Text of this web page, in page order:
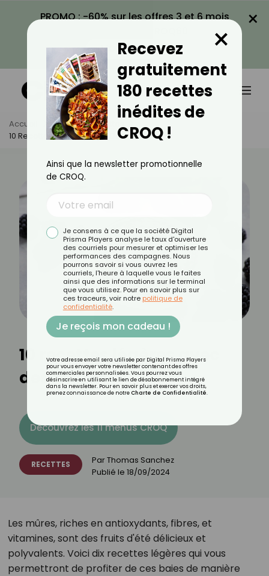
PROMO : -60% sur les offres 3 et 6 mois
VOIR LA PROMO
×
Accueil Actus
Recettes
10 Recettes Légères Avec Des Mûres
10 recettes légères avec
des mûres
Découvrez les 11 menus CROQ
RECETTES ParThomas Sanchez
Publié le 18/09/2024
Les mûres, riches en antioxydants, fibres, et
vitamines, sont des fruits d'été délicieux et
polyvalents. Voici dix recettes légères qui vous
permettront de profiter de ces baies de manière
Recevez
gratuitement
180 recettes
inédites de
CROQ !
×
Ainsi que la newsletter promotionnelle
de CROQ.
Je consens à ce que la société Digital
Prisma Players analyse le taux d'ouverture
des courriels pour mesurer et optimiser les
performances des campagnes. Nous
pourrons savoir si vous ouvrez les
courriels, l'heure à laquelle vous le faites
ainsi que des informations sur le terminal
que vous utilisez. Pour en savoir plus sur
ces traceurs, voir notre politique de
confidentialité.
Je reçois mon cadeau !
Votre adresse email sera utilisée par Digital Prisma Players
pour vous envoyer votre newsletter contenant des offres
commerciales personnalisées. Vous pourrez vous
désinscrire en utilisant le lien de désabonnement intégré
dans la newsletter. Pour en savoir plus et exercer vos droits,
prenez connaissance de notre Charte de Confidentialité.